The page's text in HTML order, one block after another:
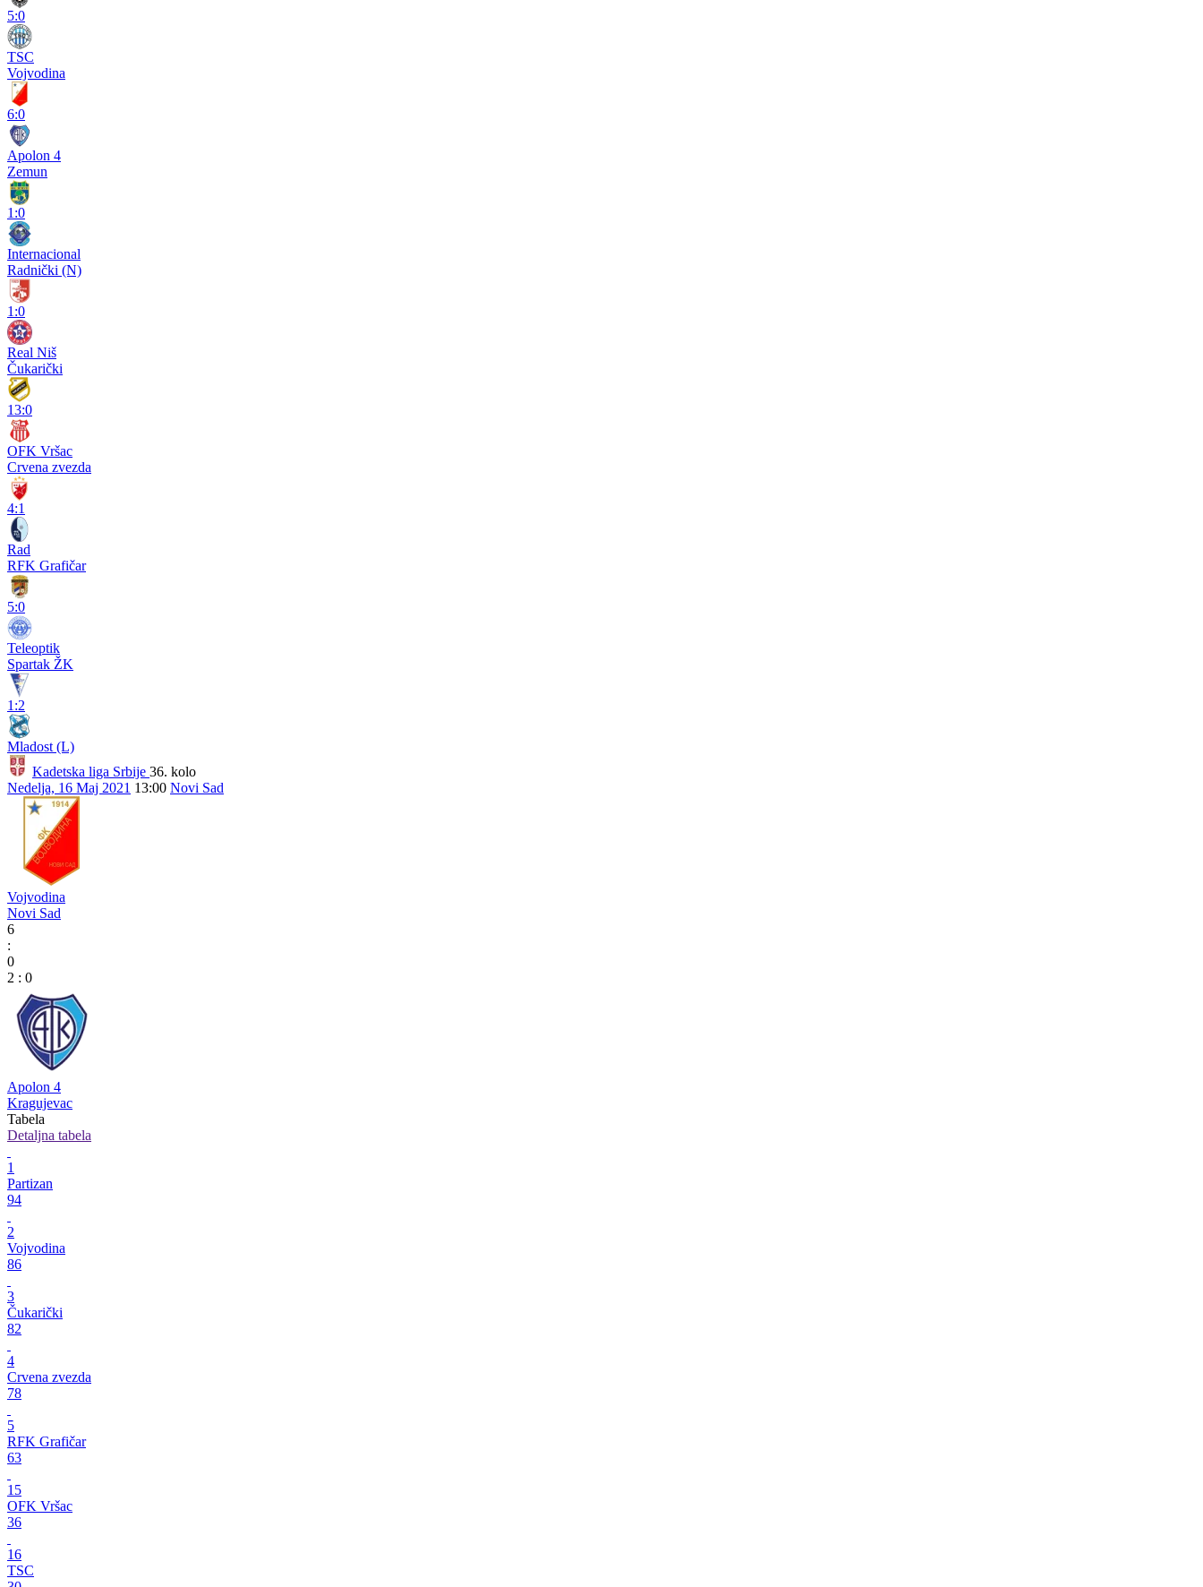
5:0
TSC
Vojvodina
6:0
Apolon 4
Zemun
1:0
Internacional
Radnički (N)
1:0
Real Niš
Čukarički
13:0
OFK Vršac
Crvena zvezda
4:1
Rad
RFK Grafičar
5:0
Teleoptik
Spartak ŽK
1:2
Mladost (L)
Kadetska liga Srbije 36. kolo
Nedelja, 16 Maj 2021 13:00 Novi Sad
Vojvodina
Novi Sad
6
:
0
2 : 0
Apolon 4
Kragujevac
Tabela
Detaljna tabela
1
Partizan
94
2
Vojvodina
86
3
Čukarički
82
4
Crvena zvezda
78
5
RFK Grafičar
63
15
OFK Vršac
36
16
TSC